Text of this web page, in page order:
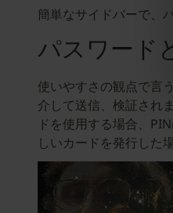
簡単なサイドバーで、
パスワード
使いやすさの観点で言
介して送信、検証され
ドを使用する場合、
しいカードを発行した